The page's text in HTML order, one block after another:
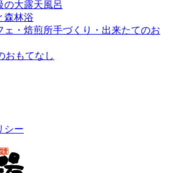
の大露天風呂
森林浴
ェ・焙煎所手づくり・出来たてのお
おもてなし
シー